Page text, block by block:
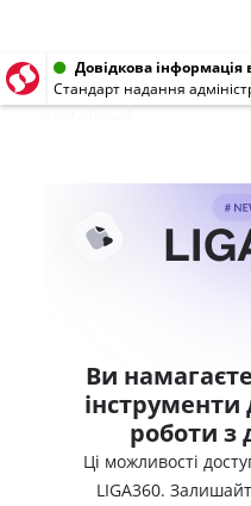
Довідкова інформація
Ви
інструменти
роботи з
Ці можливості
LIGA360.